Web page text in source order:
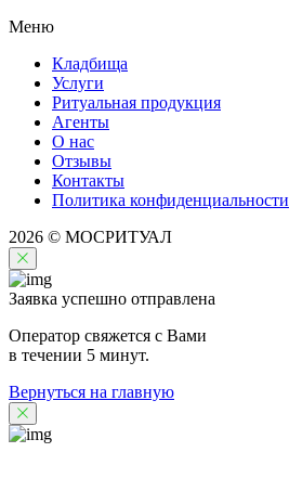
Меню
Кладбища
Услуги
Ритуальная продукция
Агенты
О нас
Отзывы
Контакты
Политика конфиденциальности
2026 © МОСРИТУАЛ
Заявка успешно отправлена
Оператор свяжется с Вами
в течении 5 минут.
Вернуться на главную